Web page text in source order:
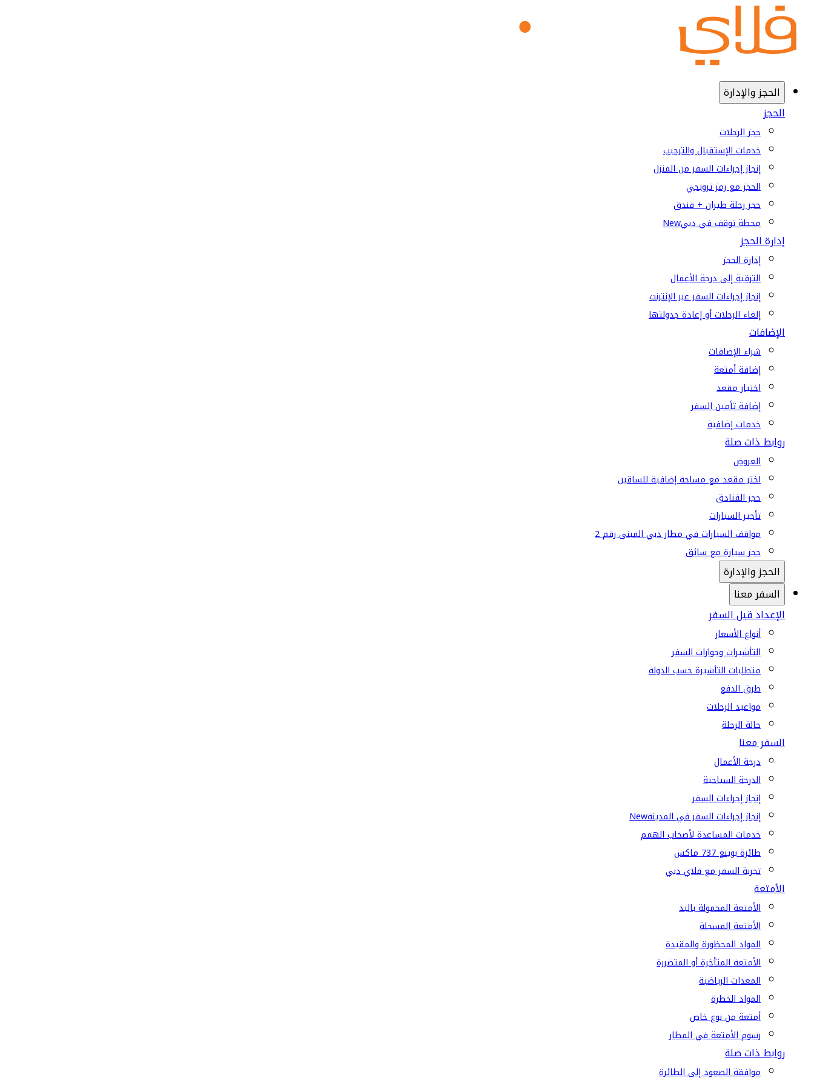
الحجز والإدارة
الحجز
حجز الرحلات
خدمات الإستقبال والترحيب
إنجاز إجراءات السفر من المنزل
الحجز مع رمز ترويجي
حجز رحلة طيران + فندق
محطة توقف في دبيNew
إدارة الحجز
إدارة الحجز
الترقية إلى درجة الأعمال
إنجاز إجراءات السفر عبر الإنترنت
إلغاء الرحلات أو إعادة جدولتها
الإضافات
شراء الإضافات
إضافة أمتعة
اختيار مقعد
إضافة تأمين السفر
خدمات إضافية
روابط ذات صلة
العروض
اختر مقعد مع مساحة إضافية للساقين
حجز الفنادق
تأجير السيارات
مواقف السيارات في مطار دبي المبنى رقم 2
حجز سيارة مع سائق
الحجز والإدارة
السفر معنا
الإعداد قبل السفر
أنواع الأسعار
التأشيرات وجوازات السفر
متطلبات التأشيرة حسب الدولة
طرق الدفع
مواعيد الرحلات
حالة الرحلة
السفر معنا
درجة الأعمال
الدرجة السياحية
إنجاز إجراءات السفر
إنجاز إجراءات السفر في المدينةNew
خدمات المساعدة لأصحاب الهمم
طائرة بوينغ 737 ماكس
تجربة السفر مع فلاي دبي
الأمتعة
الأمتعة المحمولة باليد
الأمتعة المسجلة
المواد المحظورة والمقيدة
الأمتعة المتأخرة أو المتضررة
المعدات الرياضية
المواد الخطرة
أمتعة من نوع خاص
رسوم الأمتعة في المطار
روابط ذات صلة
موافقة الصعود إلى الطائرة